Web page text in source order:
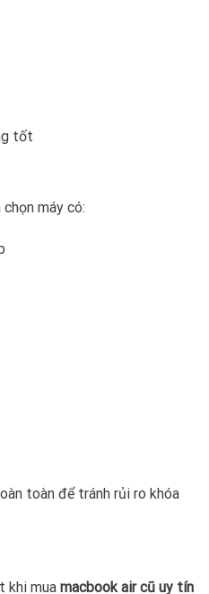
tốt
máy có:
toàn để tránh rủi ro khóa
khi mua macbook air cũ uy tín